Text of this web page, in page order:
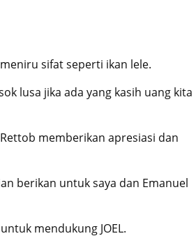
sifat seperti ikan lele.
lusa jika ada yang kasih uang kita
memberikan apresiasi dan
berikan untuk saya dan Emanuel
mendukung JOEL.